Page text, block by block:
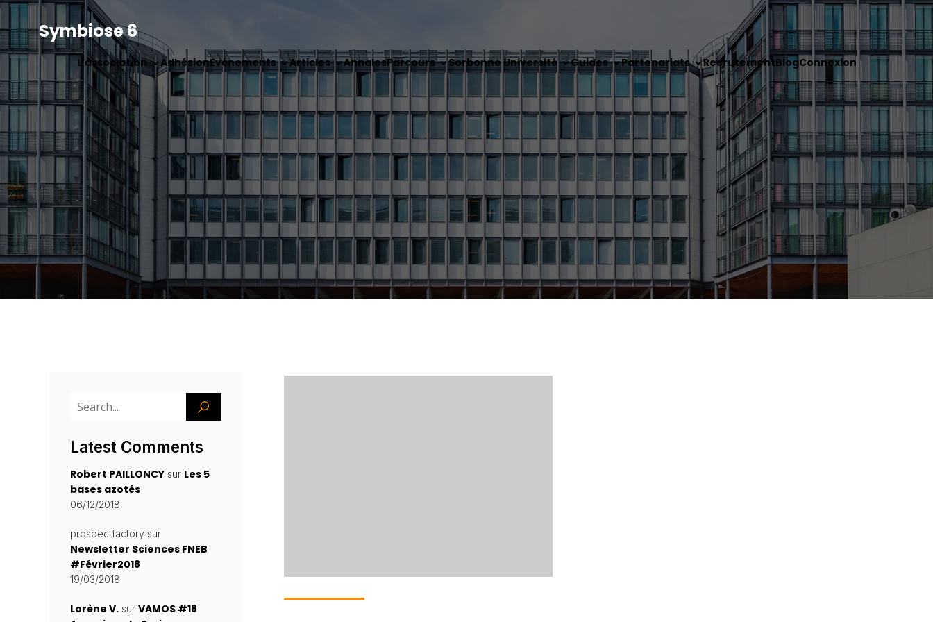
Symbiose 6
L’association AdhésionEvénements Articles AnnalesParcours Sorbonne Université Guides Partenariats RecrutementBlogConnexion
Latest Comments
Robert PAILLONCY sur Les 5
bases azotés
06/12/2018
prospectfactory sur
Newsletter Sciences FNEB
#Février2018
19/03/2018
Lorène V. sur VAMOS #18